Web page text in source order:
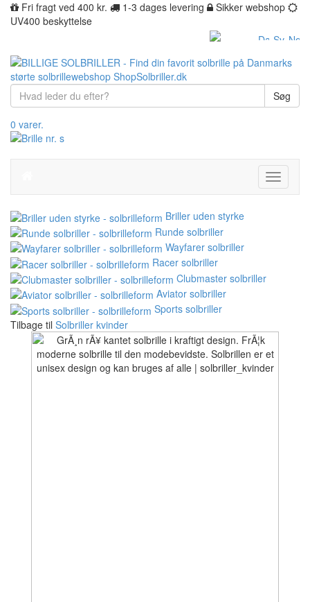
Fri fragt ved 400 kr. 1-3 dages levering
Sikker webshop
UV400 beskyttelse
Søg
0 varer.
Toggle
Briller uden styrke
Runde solbriller
Wayfarer solbriller
Racer solbriller
Clubmaster solbriller
Aviator solbriller
Sports solbriller
Tilbage til Solbriller kvinder